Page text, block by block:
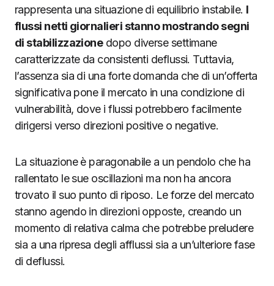
rappresenta una situazione di equilibrio instabile. I
flussi netti giornalieri stanno mostrando segni
di stabilizzazionedopo diverse settimane
caratterizzate da consistenti deflussi. Tuttavia,
l’assenza sia di una forte domanda che di un’offerta
significativa pone il mercato in una condizione di
vulnerabilità, dove i flussi potrebbero facilmente
dirigersi verso direzioni positive o negative.
La situazione è paragonabile a un pendolo che ha
rallentato le sue oscillazioni ma non ha ancora
trovato il suo punto di riposo. Le forze del mercato
stanno agendo in direzioni opposte, creando un
momento di relativa calma che potrebbe preludere
sia a una ripresa degli afflussi sia a un’ulteriore fase
di deflussi.